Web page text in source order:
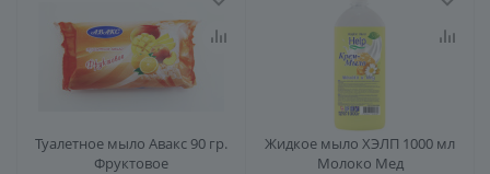
Туалетное мыло Авакс 90 гр.
Фруктовое
Жидкое мыло ХЭЛП 1000 мл
Молоко Мед